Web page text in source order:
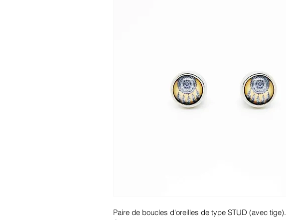
Paire de boucles d'oreilles de type STUD (avec tige).